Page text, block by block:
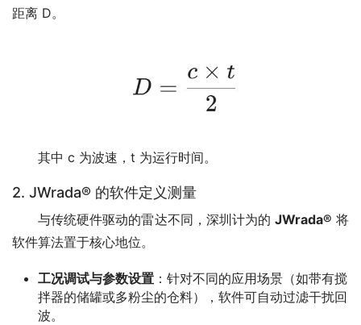
距离 D。
其中 c 为波速，t 为运行时间。
2. JWrada® 的软件定义测量
与传统硬件驱动的雷达不同，深圳计为的 JWrada® 将
软件算法置于核心地位。
工况调试与参数设置 ：针对不同的应用场景（如带有搅
拌器的储罐或多粉尘的仓料），软件可自动过滤干扰回
波。